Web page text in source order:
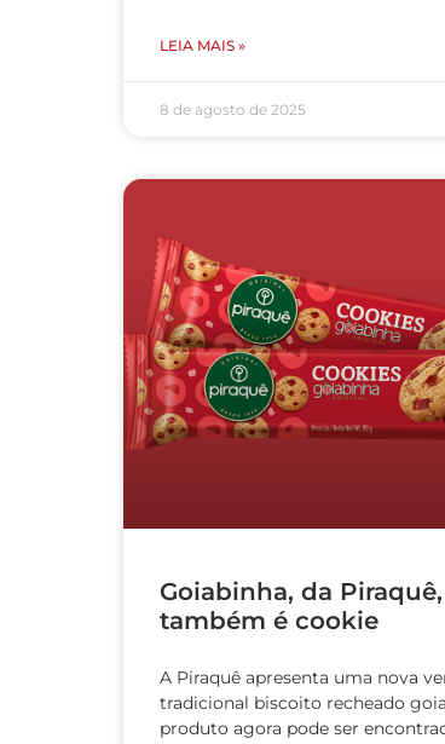
LEIA MAIS »
8 de agosto de 2025
Goiabinha, da
também é cookie
A Piraquê apresenta uma nova
tradicional biscoito recheado
produto agora pode ser